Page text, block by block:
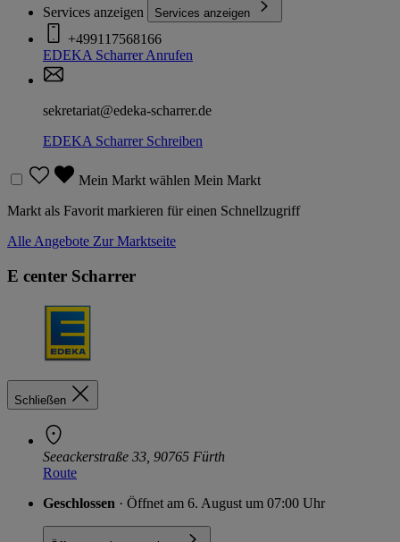
Services anzeigen Services anzeigen
+499117568166
EDEKA ScharrerAnrufen
sekretariat@edeka-scharrer.de
EDEKA ScharrerSchreiben
Mein Markt wählen Mein Markt
Markt als Favorit markieren für einen Schnellzugriff
Alle Angebote Zur Marktseite
E center Scharrer
Schließen
Seeackerstraße 33, 90765 Fürth
Route
Geschlossen · Öffnet am 6. August um 07:00 Uhr